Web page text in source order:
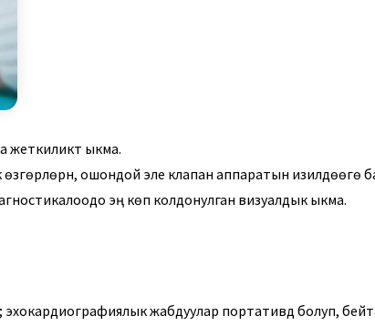
ыкма.
ошондой эле клапан аппаратын изилдөөгө
эң көп колдонулган визуалдык ыкма.
жабдуулар портативдүү болуп,